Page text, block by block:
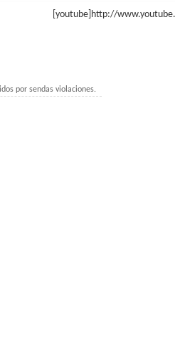
[youtube]http://
por sendas violaciones.